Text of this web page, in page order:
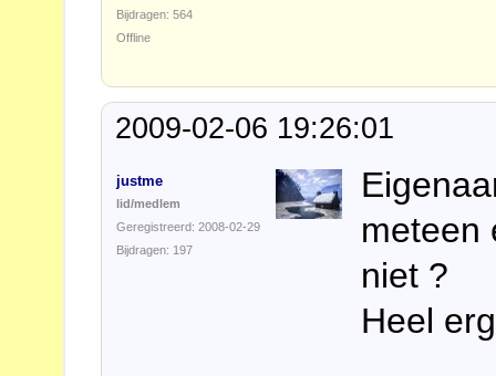
Bijdragen: 564
Offline
2009-02-06 19:26:01
justme
lid/medlem
Geregistreerd: 2008-02-29
Bijdragen: 197
meteen
niet ?
Heel